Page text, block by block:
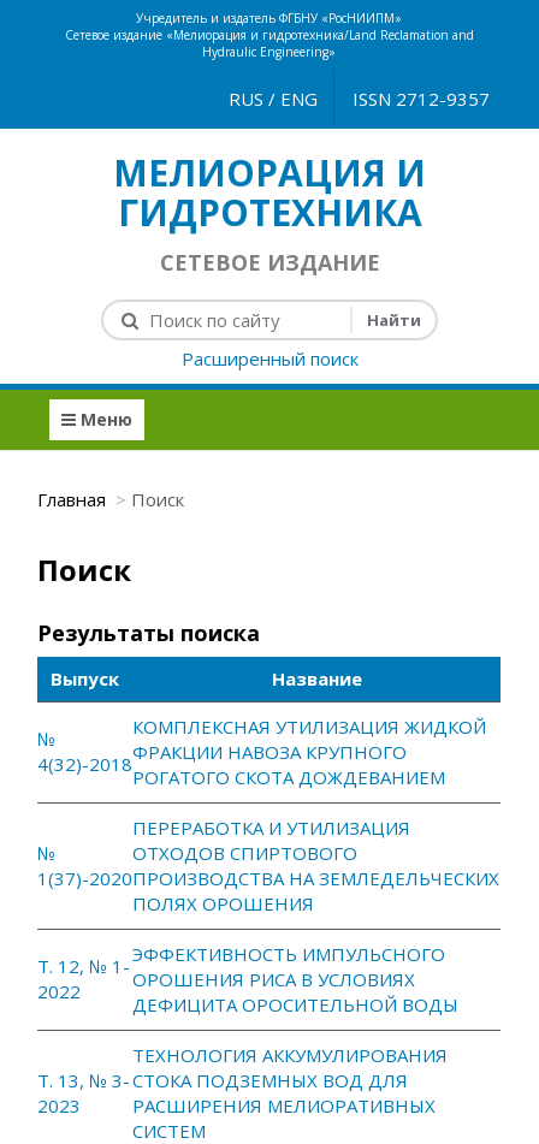
Учредитель и издатель ФГБНУ «РосНИИПМ»
Сетевое издание «Мелиорация и гидротехника/Land Reclamation and
Hydraulic Engineering»
ISSN 2712-9357
RUS / ENG
МЕЛИОРАЦИЯ И
ГИДРОТЕХНИКА
СЕТЕВОЕ ИЗДАНИЕ
Расширенный поиск
Меню
Главная Поиск
Поиск
Результаты поиска
Выпуск Название
№
4(32)-2018
КОМПЛЕКСНАЯ УТИЛИЗАЦИЯ ЖИДКОЙ
ФРАКЦИИ НАВОЗА КРУПНОГО
РОГАТОГО СКОТА ДОЖДЕВАНИЕМ
№
1(37)-2020
ПЕРЕРАБОТКА И УТИЛИЗАЦИЯ
ОТХОДОВ СПИРТОВОГО
ПРОИЗВОДСТВА НА ЗЕМЛЕДЕЛЬЧЕСКИХ
ПОЛЯХ ОРОШЕНИЯ
Т. 12, № 1-
2022
ЭФФЕКТИВНОСТЬ ИМПУЛЬСНОГО
ОРОШЕНИЯ РИСА В УСЛОВИЯХ
ДЕФИЦИТА ОРОСИТЕЛЬНОЙ ВОДЫ
Т. 13, № 3-
2023
ТЕХНОЛОГИЯ АККУМУЛИРОВАНИЯ
СТОКА ПОДЗЕМНЫХ ВОД ДЛЯ
РАСШИРЕНИЯ МЕЛИОРАТИВНЫХ
СИСТЕМ